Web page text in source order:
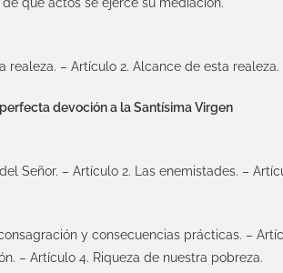
realeza. – Artículo 2. Alcance de esta
devoción a la Santísima Virgen
Señor. – Artículo 2. Las enemistades. –
y consecuencias prácticas. –
– Artículo 4. Riqueza de nuestra pobreza.